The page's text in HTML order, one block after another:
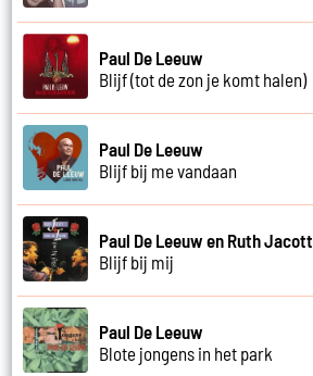
Paul De Leeuw
Blijf (tot de zon je komt halen)
Paul De Leeuw
Blijf bij me vandaan
Paul De Leeuw en Ruth Jacott
Blijf bij mij
Paul De Leeuw
Blote jongens in het park